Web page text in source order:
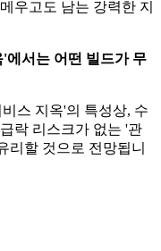
우고도 남는 강력한 지
에서는 어떤 빌드가 무
스 지옥'의 특성상, 수
락 리스크가 없는 '관
리할 것으로 전망됩니